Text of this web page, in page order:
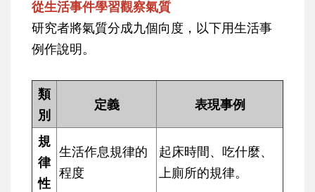
從生活事件學習觀察氣質
研究者將氣質分成九個向度，以下用生活事
例作說明。
類
別
定義 表現事例
規
律
性
生活作息規律的
程度
起床時間、吃什麼、
上廁所的規律。